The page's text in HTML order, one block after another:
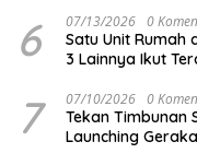
6 07/13/2026 0
Satu Unit Rumah
3 Lainnya Ikut
7 07/10/2026 0
Tekan Timbunan
Launching